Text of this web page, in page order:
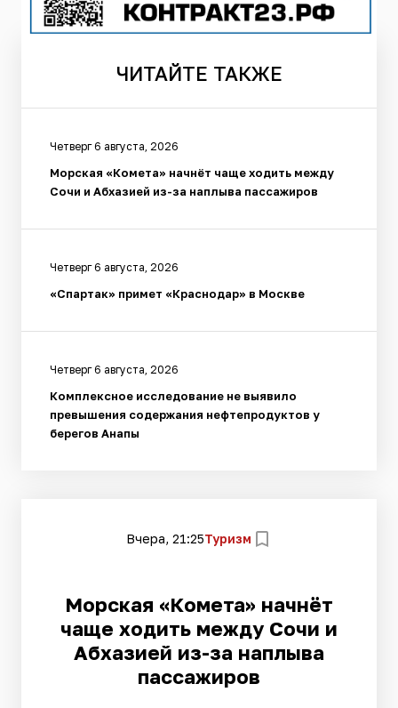
ЧИТАЙТЕ ТАКЖЕ
Четверг 6 августа, 2026
Морская «Комета» начнёт чаще ходить между
Сочи и Абхазией из-за наплыва пассажиров
Четверг 6 августа, 2026
«Спартак» примет «Краснодар» в Москве
Четверг 6 августа, 2026
Комплексное исследование не выявило
превышения содержания нефтепродуктов у
берегов Анапы
Вчера, 21:25Туризм
Морская «Комета» начнёт
чаще ходить между Сочи и
Абхазией из-за наплыва
пассажиров